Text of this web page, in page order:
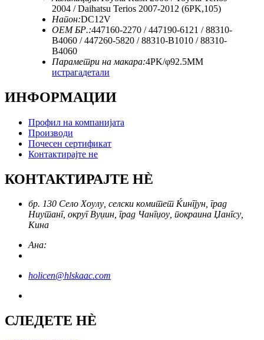
2004 / Daihatsu Terios 2007-2012 (6PK,105)
Напон:DC12V
ОЕМ БР.:447160-2270 / 447190-6121 / 88310-
B4060 / 447260-5820 / 88310-B1010 / 88310-
B4060
Параметри на макара:4PK/φ92.5MM
истрагадетали
ИНФОРМАЦИИ
Профил на компанијата
Производи
Почесен сертификат
Контактирајте не
КОНТАКТИРАЈТЕ НÈ
бр. 130 Село Хоулу, селски комитет Ќингјун, град
Ниутанг, округ Вуџин, град Чангџоу, покраина Џангсу,
Кина
Ана:
holicen@hlskaac.com
СЛЕДЕТЕ НÈ